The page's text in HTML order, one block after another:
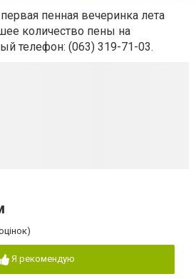
пенная вечеринка лета
количество пены на
телефон: (063) 319-71-03.
Я рекомендую